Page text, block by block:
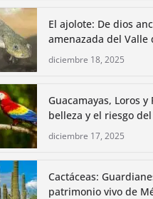
El ajolote: De dios
amenazada del Valle
diciembre 18, 2025
Guacamayas, Loros y
belleza y el riesgo
diciembre 17, 2025
Cactáceas:
patrimonio vivo de